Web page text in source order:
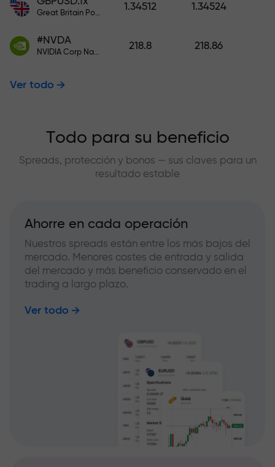
Great Britain Pound vs US Dollar
1.34512 1.34524
#NVDA
NVIDIA Corp Nasdaq Stock Exchange (Nasdaq) USD
218.8 218.86
Ver todo
Todo para su beneficio
Spreads, protección y bonos — sus claves para un
resultado estable
Ahorre en cada operación
Nuestros spreads están entre los más bajos del
mercado. Menores costes de entrada y salida
del mercado y más beneficio conservado en el
trading a largo plazo.
Ver todo